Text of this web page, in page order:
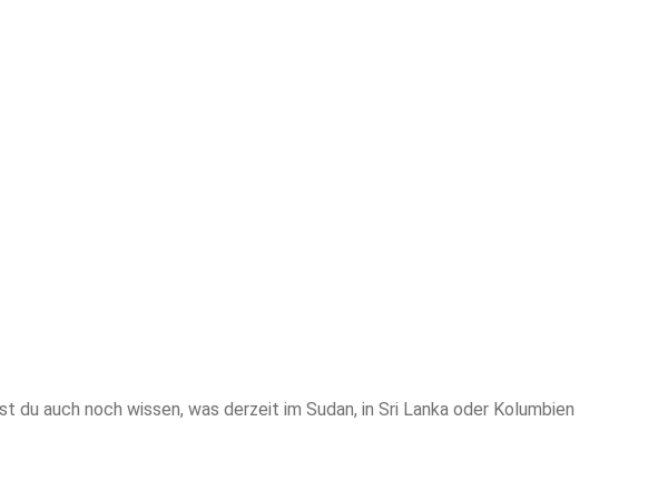
auch noch wissen, was derzeit im Sudan, in Sri Lanka oder Kolumbien